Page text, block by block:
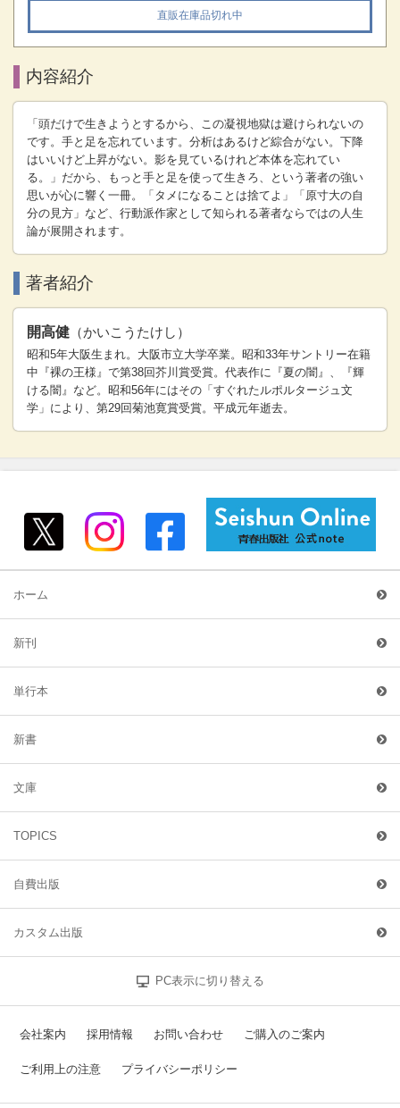
直販在庫品切れ中
内容紹介
「頭だけで生きようとするから、この凝視地獄は避けられないの
です。手と足を忘れています。分析はあるけど綜合がない。下降
はいいけど上昇がない。影を見ているけれど本体を忘れてい
る。」だから、もっと手と足を使って生きろ、という著者の強い
思いが心に響く一冊。「タメになることは捨てよ」「原寸大の自
分の見方」など、行動派作家として知られる著者ならではの人生
論が展開されます。
著者紹介
開高健 （かいこうたけし）
昭和5年大阪生まれ。大阪市立大学卒業。昭和33年サントリー在籍
中『裸の王様』で第38回芥川賞受賞。代表作に『夏の闇』、『輝
ける闇』など。昭和56年にはその「すぐれたルポルタージュ文
学」により、第29回菊池寛賞受賞。平成元年逝去。
ホーム
新刊
単行本
新書
文庫
TOPICS
自費出版
カスタム出版
PC表示に切り替える
会社案内 採用情報 お問い合わせ ご購入のご案内
ご利用上の注意 プライバシーポリシー